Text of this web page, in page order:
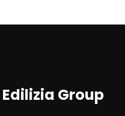
Edilizia Group